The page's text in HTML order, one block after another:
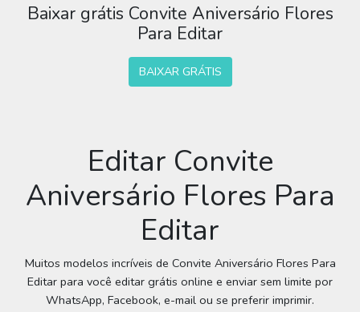
Baixar grátis Convite Aniversário Flores
Para Editar
BAIXAR GRÁTIS
Editar Convite
Aniversário Flores Para
Editar
Muitos modelos incríveis de Convite Aniversário Flores Para
Editar para você editar grátis online e enviar sem limite por
WhatsApp, Facebook, e-mail ou se preferir imprimir.